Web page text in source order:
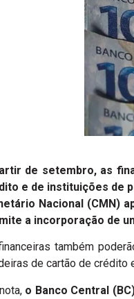
de setembro, as
e de instituições de
Nacional (CMN)
a incorporação de
também
de cartão de
o Banco Central